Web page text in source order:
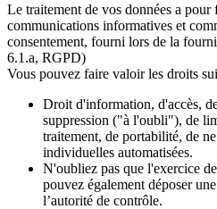
Le traitement de vos données a pour
communications informatives et
consentement, fourni lors de la
6.1.a, RGPD)
Vous pouvez faire valoir les droits
Droit d'information, d'accès,
suppression ("à l'oubli"), de
traitement, de portabilité, de
individuelles automatisées.
N'oubliez pas que l'exercice
pouvez également déposer
l’autorité de contrôle.